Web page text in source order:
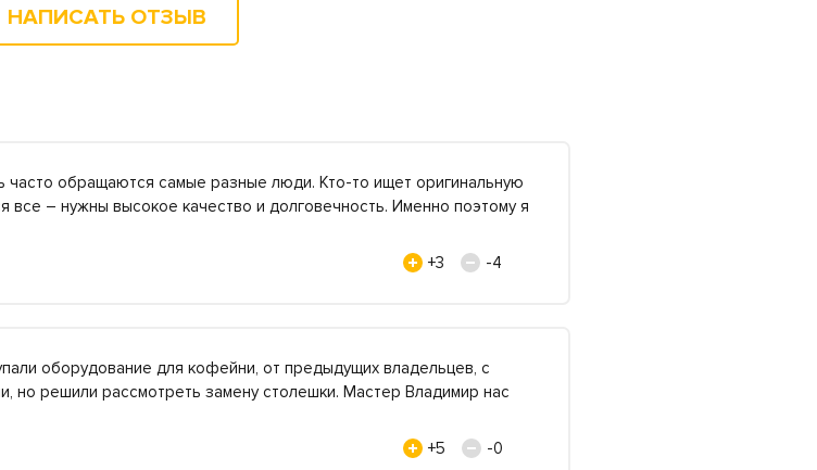
НАПИСАТЬ ОТЗЫВ
часто обращаются самые разные люди. Кто-то ищет оригинальную
все – нужны высокое качество и долговечность. Именно поэтому я
+3
-4
оборудование для кофейни, от предыдущих владельцев, с
но решили рассмотреть замену столешки. Мастер Владимир нас
+5
-0